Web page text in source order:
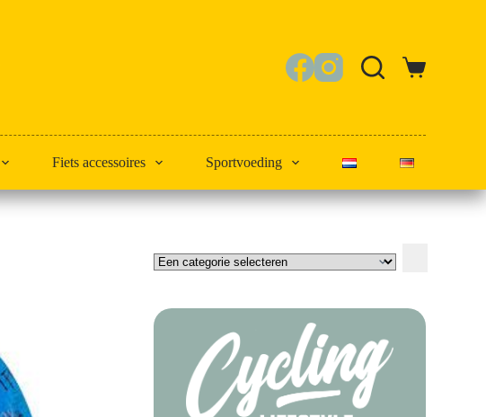
Winkelwagen
Fiets accessoires Sportvoeding
categorie